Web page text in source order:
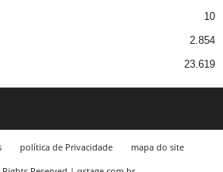
10
2.854
23.619
política de Privacidade
mapa do site